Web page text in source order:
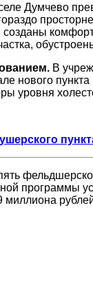
Думчево
В
нового
уровня
программы
миллиона